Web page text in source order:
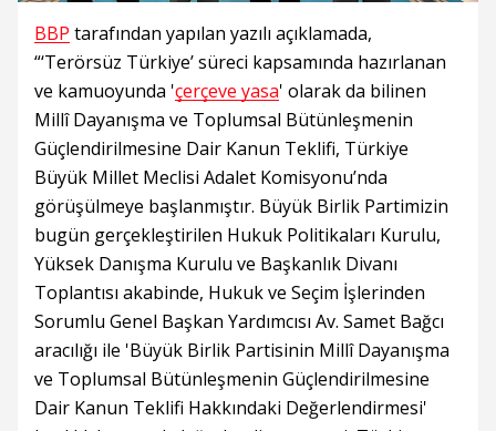
BBP tarafından yapılan yazılı açıklamada,
“‘Terörsüz Türkiye’ süreci kapsamında hazırlanan
ve kamuoyunda 'çerçeve yasa' olarak da bilinen
Millî Dayanışma ve Toplumsal Bütünleşmenin
Güçlendirilmesine Dair Kanun Teklifi, Türkiye
Büyük Millet Meclisi Adalet Komisyonu’nda
görüşülmeye başlanmıştır. Büyük Birlik Partimizin
bugün gerçekleştirilen Hukuk Politikaları Kurulu,
Yüksek Danışma Kurulu ve Başkanlık Divanı
Toplantısı akabinde, Hukuk ve Seçim İşlerinden
Sorumlu Genel Başkan Yardımcısı Av. Samet Bağcı
aracılığı ile 'Büyük Birlik Partisinin Millî Dayanışma
ve Toplumsal Bütünleşmenin Güçlendirilmesine
Dair Kanun Teklifi Hakkındaki Değerlendirmesi'